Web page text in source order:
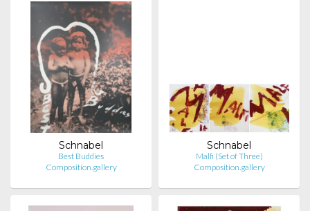
Schnabel
Best Buddies
Composition.gallery
Schnabel
Malfi (Set of Three)
Composition.gallery